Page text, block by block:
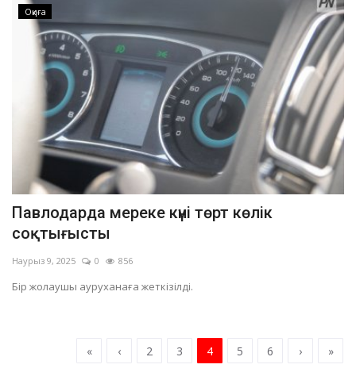
Оқиға
Павлодарда мереке күні төрт көлік
соқтығысты
Наурыз 9, 2025 0 856
Бір жолаушы ауруханаға жеткізілді.
« ‹ 2 3 4 5 6 › »